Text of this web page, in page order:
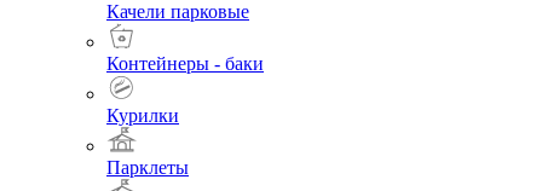
Качели парковые
Контейнеры - баки
Курилки
Парклеты